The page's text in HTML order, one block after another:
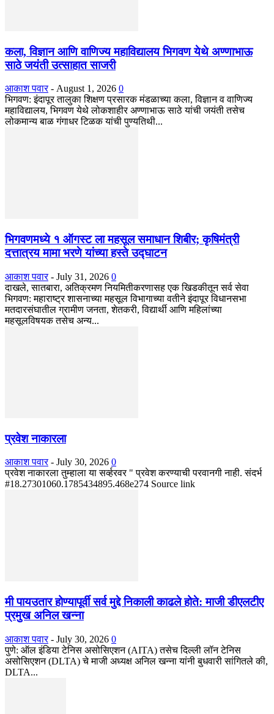
कला, विज्ञान आणि वाणिज्य महाविद्यालय भिगवण येथे अण्णाभाऊ
साठे जयंती उत्साहात साजरी
आकाश पवार - August 1, 2026 0
भिगवण: इंदापूर तालुका शिक्षण प्रसारक मंडळाच्या कला, विज्ञान व वाणिज्य
महाविद्यालय, भिगवण येथे लोकशाहीर अण्णाभाऊ साठे यांची जयंती तसेच
लोकमान्य बाळ गंगाधर टिळक यांची पुण्यतिथी...
भिगवणमध्ये १ ऑगस्ट ला महसूल समाधान शिबीर; कृषिमंत्री
दत्तात्रय मामा भरणे यांच्या हस्ते उद्घाटन
आकाश पवार - July 31, 2026 0
दाखले, सातबारा, अतिक्रमण नियमितीकरणासह एक खिडकीतून सर्व सेवा
भिगवण: महाराष्ट्र शासनाच्या महसूल विभागाच्या वतीने इंदापूर विधानसभा
मतदारसंघातील ग्रामीण जनता, शेतकरी, विद्यार्थी आणि महिलांच्या
महसूलविषयक तसेच अन्य...
प्रवेश नाकारला
आकाश पवार - July 30, 2026 0
प्रवेश नाकारला तुम्हाला या सर्व्हरवर " प्रवेश करण्याची परवानगी नाही. संदर्भ
#18.27301060.1785434895.468e274 Source link
मी पायउतार होण्यापूर्वी सर्व मुद्दे निकाली काढले होते: माजी डीएलटीए
प्रमुख अनिल खन्ना
आकाश पवार - July 30, 2026 0
पुणे: ऑल इंडिया टेनिस असोसिएशन (AITA) तसेच दिल्ली लॉन टेनिस
असोसिएशन (DLTA) चे माजी अध्यक्ष अनिल खन्ना यांनी बुधवारी सांगितले की,
DLTA...